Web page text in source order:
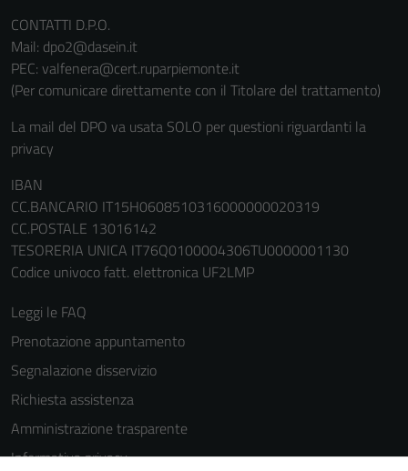
CONTATTI D.P.O.
Mail: dpo2@dasein.it
PEC: valfenera@cert.ruparpiemonte.it
(Per comunicare direttamente con il Titolare del trattamento)
La mail del DPO va usata SOLO per questioni riguardanti la
privacy
IBAN
CC.BANCARIO IT15H0608510316000000020319
CC.POSTALE 13016142
TESORERIA UNICA IT76Q0100004306TU0000001130
Codice univoco fatt. elettronica UF2LMP
Leggi le FAQ
Prenotazione appuntamento
Segnalazione disservizio
Richiesta assistenza
Amministrazione trasparente
Informativa privacy